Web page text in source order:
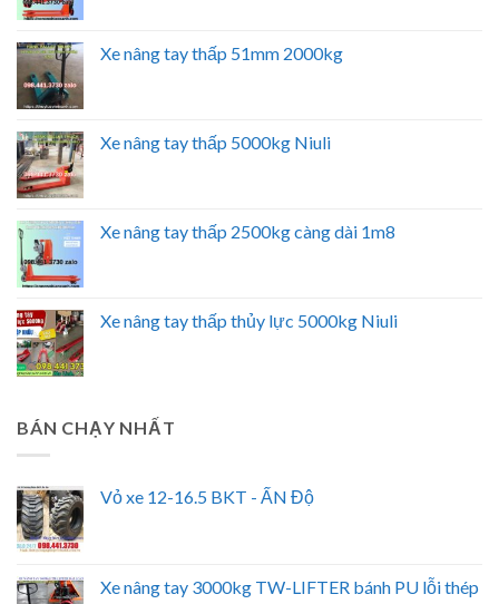
Xe nâng tay thấp 51mm 2000kg
Xe nâng tay thấp 5000kg Niuli
Xe nâng tay thấp 2500kg càng dài 1m8
Xe nâng tay thấp thủy lực 5000kg Niuli
BÁN CHẠY NHẤT
Vỏ xe 12-16.5 BKT - ẤN Độ
Xe nâng tay 3000kg TW-LIFTER bánh PU lỗi thép